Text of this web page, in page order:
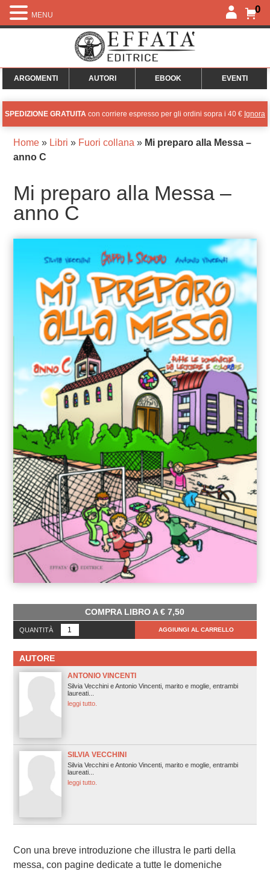
0
ARGOMENTI AUTORI EBOOK EVENTI
SPEDIZIONE GRATUITA con corriere espresso per gli ordini sopra i 40 € Ignora
Home» Libri » Fuori collana » Mi preparo alla Messa –
anno C
Mi preparo alla Messa –
anno C
COMPRA LIBRO A€ 7,50
QUANTITÀ AGGIUNGI AL CARRELLO
AUTORE
ANTONIO VINCENTI
Silvia Vecchini e Antonio Vincenti, marito e moglie, entrambi
laureati...
leggi tutto.
SILVIA VECCHINI
Silvia Vecchini e Antonio Vincenti, marito e moglie, entrambi
laureati...
leggi tutto.
Con una breve introduzione che illustra le parti della
messa, con pagine dedicate a tutte le domeniche
MENU